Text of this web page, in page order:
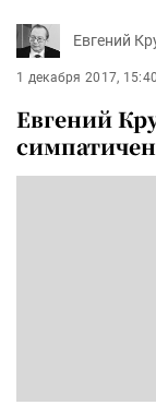
Евгений
1 декабря 2017, 15:40
Евгений